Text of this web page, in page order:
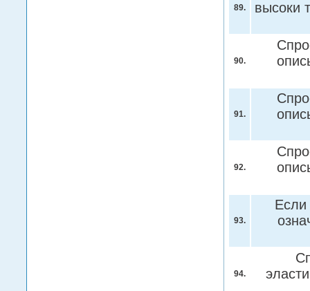
89.
высоки
90.
91.
92.
93.
Если
94.